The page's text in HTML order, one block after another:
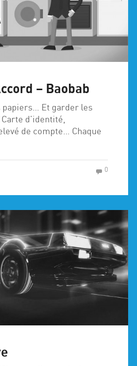
– Baobab
papiers… Et garder les
d’identité,
de compte… Chaque
0